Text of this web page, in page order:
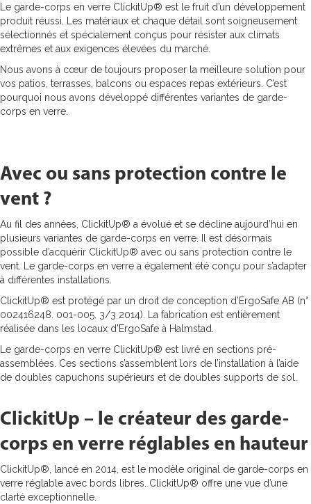
Le garde-corps en verre ClickitUp® est le fruit d’un développement
produit réussi. Les matériaux et chaque détail sont soigneusement
sélectionnés et spécialement conçus pour résister aux climats
extrêmes et aux exigences élevées du marché.
Nous avons à cœur de toujours proposer la meilleure solution pour
vos patios, terrasses, balcons ou espaces repas extérieurs. C’est
pourquoi nous avons développé différentes variantes de garde-
corps en verre.
Avec ou sans protection contre le
vent ?
Au fil des années, ClickitUp® a évolué et se décline aujourd’hui en
plusieurs variantes de garde-corps en verre. Il est désormais
possible d’acquérir ClickitUp® avec ou sans protection contre le
vent. Le garde-corps en verre a également été conçu pour s’adapter
à différentes installations.
ClickitUp® est protégé par un droit de conception d’ErgoSafe AB (n°
002416248. 001-005. 3/3 2014). La fabrication est entièrement
réalisée dans les locaux d’ErgoSafe à Halmstad.
Le garde-corps en verre ClickitUp® est livré en sections pré-
assemblées. Ces sections s’assemblent lors de l’installation à l’aide
de doubles capuchons supérieurs et de doubles supports de sol.
ClickitUp – le créateur des garde-
corps en verre réglables en hauteur
ClickitUp®, lancé en 2014, est le modèle original de garde-corps en
verre réglable avec bords libres. ClickitUp® offre une vue d’une
clarté exceptionnelle.
Section de verre pour pergola ou autre
installation de toit avec fonction réglable en
hauteur.
Garde-corps en verre évolutifs
Garde-corps en verre pouvant être équipés
d’une protection contre le vent réglable en
Combinez des garde-corps au sol avec bac à
plantes ou banc.
Professionnels
À propos de nous
Revendeurs
Inspiration
Section de verre pour pergola ou autre
installation de toit avec fonction réglable en
hauteur.
Garde-corps en verre évolutifs
Garde-corps en verre pouvant être équipés
d’une protection contre le vent réglable en
Combinez des garde-corps au sol avec bac à
plantes ou banc.
Professionnels
À propos de nous
Revendeurs
Inspiration
Section de verre pour pergola ou autre
installation de toit avec fonction réglable en
hauteur.
Garde-corps en verre évolutifs
Garde-corps en verre pouvant être équipés
d’une protection contre le vent réglable en
Combinez des garde-corps au sol avec bac à
plantes ou banc.
Professionnels
À propos de nous
Revendeurs
Inspiration
Section de verre pour pergola ou autre
installation de toit avec fonction réglable en
hauteur.
Garde-corps en verre évolutifs
Garde-corps en verre pouvant être équipés
d’une protection contre le vent réglable en
Combinez des garde-corps au sol avec bac à
plantes ou banc.
Professionnels
À propos de nous
Revendeurs
Inspiration